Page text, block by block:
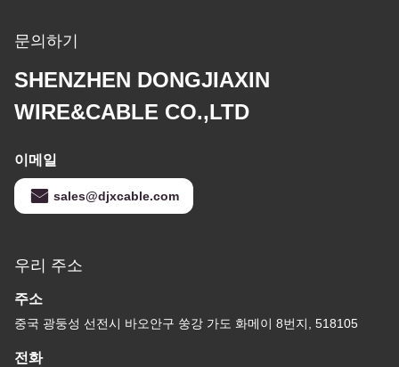
문의하기
SHENZHEN DONGJIAXIN
WIRE&CABLE CO.,LTD
이메일
sales@djxcable.com
우리 주소
주소
중국 광둥성 선전시 바오안구 쑹강 가도 화메이 8번지, 518105
전화